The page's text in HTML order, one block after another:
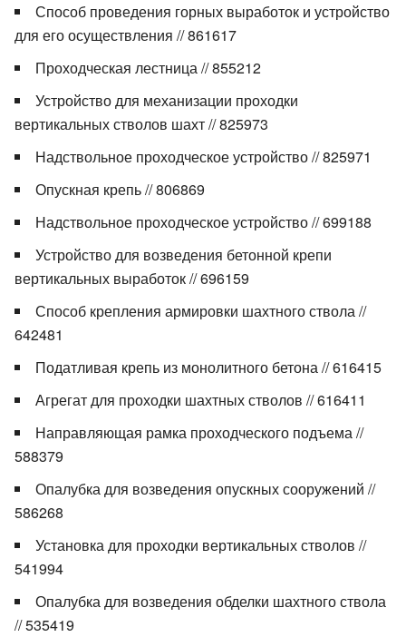
Способ проведения горных выработок и устройство
для его осуществления // 861617
Проходческая лестница // 855212
Устройство для механизации проходки
вертикальных стволов шахт // 825973
Надствольное проходческое устройство // 825971
Опускная крепь // 806869
Надствольное проходческое устройство // 699188
Устройство для возведения бетонной крепи
вертикальных выработок // 696159
Способ крепления армировки шахтного ствола //
642481
Податливая крепь из монолитного бетона // 616415
Агрегат для проходки шахтных стволов // 616411
Направляющая рамка проходческого подъема //
588379
Опалубка для возведения опускных сооружений //
586268
Установка для проходки вертикальных стволов //
541994
Опалубка для возведения обделки шахтного ствола
// 535419